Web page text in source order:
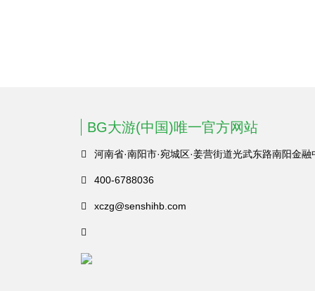
BG大游(中国)唯一官方网站
河南省·南阳市·宛城区·姜营街道光武东路南阳金
400-6788036
xczg@senshihb.com